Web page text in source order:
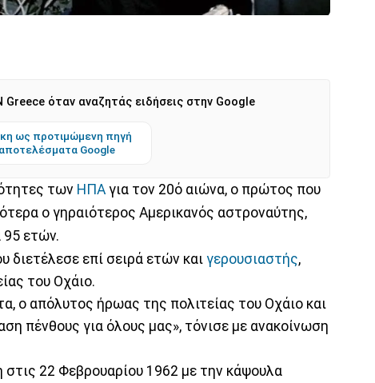
όταν αναζητάς ειδήσεις στην Google
ως προτιμώμενη πηγή
Google
των ΗΠΑ για τον 20ό αιώνα, ο πρώτος που
ο γηραιότερος Αμερικανός αστροναύτης,
95 ετών.
διετέλεσε επί σειρά ετών και γερουσιαστής,
του Οχάιο.
ο απόλυτος ήρωας της πολιτείας του Οχάιο και
πένθους για όλους μας», τόνισε με ανακοίνωση
22 Φεβρουαρίου 1962 με την κάψουλα